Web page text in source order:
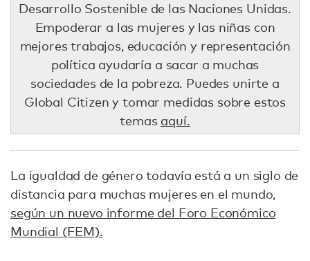
Desarrollo Sostenible de las Naciones Unidas.
Empoderar a las mujeres y las niñas con
mejores trabajos, educación y representación
política ayudaría a sacar a muchas
sociedades de la pobreza. Puedes unirte a
Global Citizen y tomar medidas sobre estos
temas aquí.
La igualdad de género todavía está a un siglo de
distancia para muchas mujeres en el mundo,
según un nuevo informe del Foro Económico
Mundial (FEM).